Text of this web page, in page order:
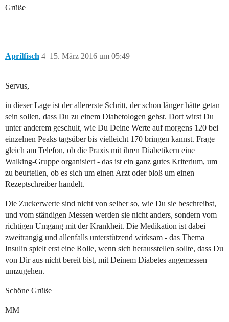
Grüße
Aprilfisch 15. März 2016 um 05:49
4
Servus,
in dieser Lage ist der allererste Schritt, der schon länger hätte getan
sein sollen, dass Du zu einem Diabetologen gehst. Dort wirst Du
unter anderem geschult, wie Du Deine Werte auf morgens 120 bei
einzelnen Peaks tagsüber bis vielleicht 170 bringen kannst. Frage
gleich am Telefon, ob die Praxis mit ihren Diabetikern eine
Walking-Gruppe organisiert - das ist ein ganz gutes Kriterium, um
zu beurteilen, ob es sich um einen Arzt oder bloß um einen
Rezeptschreiber handelt.
Die Zuckerwerte sind nicht von selber so, wie Du sie beschreibst,
und vom ständigen Messen werden sie nicht anders, sondern vom
richtigen Umgang mit der Krankheit. Die Medikation ist dabei
zweitrangig und allenfalls unterstützend wirksam - das Thema
Insulin spielt erst eine Rolle, wenn sich herausstellen sollte, dass Du
von Dir aus nicht bereit bist, mit Deinem Diabetes angemessen
umzugehen.
Schöne Grüße
MM